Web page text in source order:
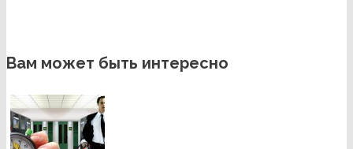
Вам может быть интересно